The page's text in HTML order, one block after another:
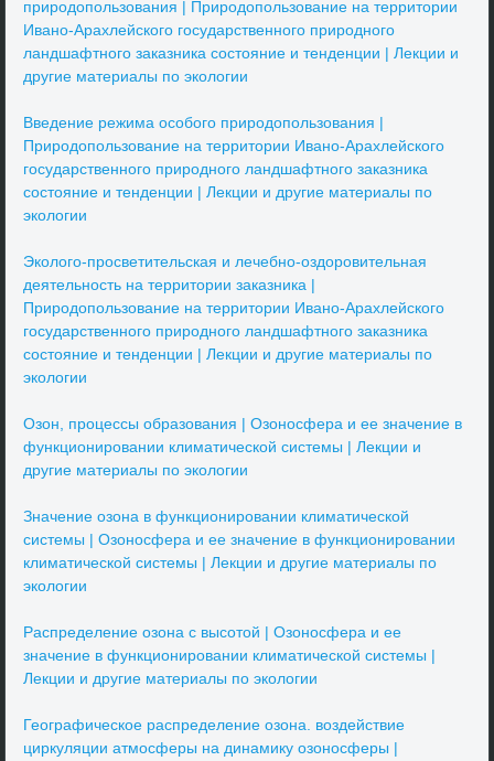
природопользования | Природопользование на территории
Ивано-Арахлейского государственного природного
ландшафтного заказника состояние и тенденции | Лекции и
другие материалы по экологии
Введение режима особого природопользования |
Природопользование на территории Ивано-Арахлейского
государственного природного ландшафтного заказника
состояние и тенденции | Лекции и другие материалы по
экологии
Эколого-просветительская и лечебно-оздоровительная
деятельность на территории заказника |
Природопользование на территории Ивано-Арахлейского
государственного природного ландшафтного заказника
состояние и тенденции | Лекции и другие материалы по
экологии
Озон, процессы образования | Озоносфера и ее значение в
функционировании климатической системы | Лекции и
другие материалы по экологии
Значение озона в функционировании климатической
системы | Озоносфера и ее значение в функционировании
климатической системы | Лекции и другие материалы по
экологии
Распределение озона с высотой | Озоносфера и ее
значение в функционировании климатической системы |
Лекции и другие материалы по экологии
Географическое распределение озона. воздействие
циркуляции атмосферы на динамику озоносферы |